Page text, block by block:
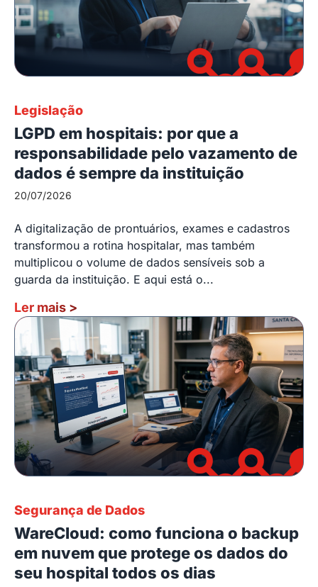
Legislação
LGPD em hospitais: por que a
responsabilidade pelo vazamento de
dados é sempre da instituição
20/07/2026
A digitalização de prontuários, exames e cadastros
transformou a rotina hospitalar, mas também
multiplicou o volume de dados sensíveis sob a
guarda da instituição. E aqui está o...
Ler mais >
Segurança de Dados
WareCloud: como funciona o backup
em nuvem que protege os dados do
seu hospital todos os dias